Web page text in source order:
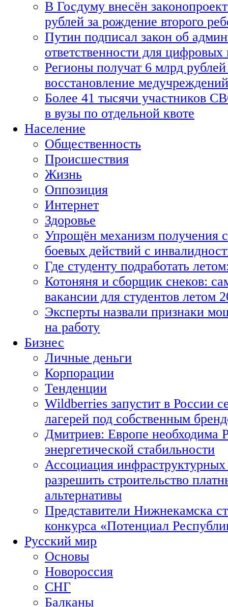
В Госдуму внесён
рублей за рождение второго
Путин подписал закон об
ответственности для
Регионы получат 6 млрд рублей
восстановление медучреждений
Более 41 тысячи участников
в вузы по отдельной квоте
Население
Общественность
Происшествия
Жизнь
Оппозиция
Интернет
Здоровье
Упрощён механизм получения
боевых действий с
Где студенту подработать
Котоняня и сборщик снеков:
вакансии для студентов летом
Эксперты назвали признаки
на работу
Бизнес
Личные деньги
Корпорации
Тенденции
Wildberries запустит в России
лагерей под собственным
Дмитриев: Европе необходима
энергетической стабильности
Ассоциация
разрешить строительство
альтернативы
Представители Нижнекамска
конкурса «Потенциал
Русский мир
Основы
Новороссия
СНГ
Балканы